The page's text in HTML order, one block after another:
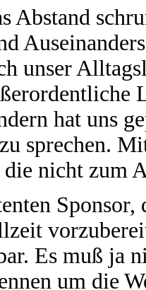
Abstand
unser
hat uns
sprechen.
die nicht zum
Sponsor,
Es muß ja
um die